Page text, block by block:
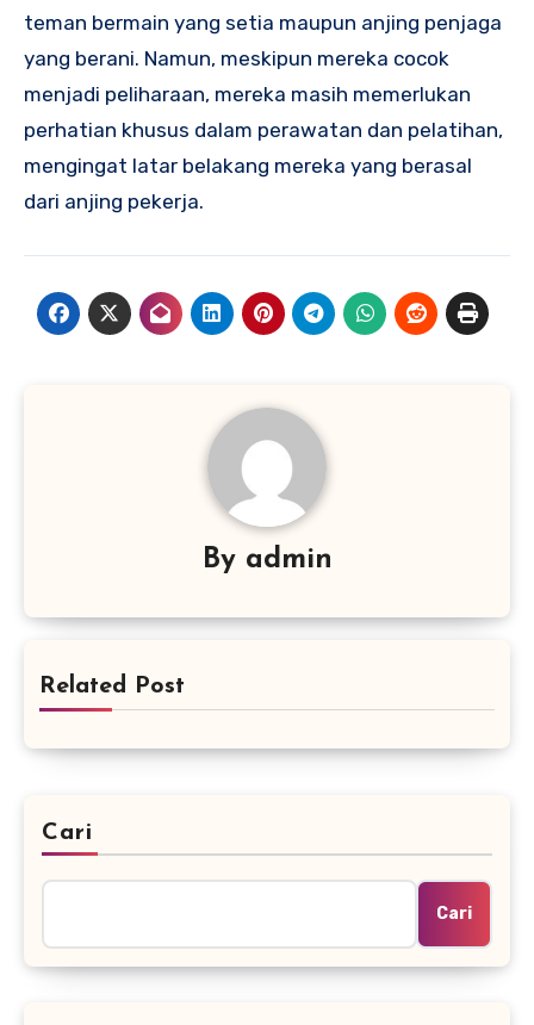
teman bermain yang setia maupun anjing penjaga
yang berani. Namun, meskipun mereka cocok
menjadi peliharaan, mereka masih memerlukan
perhatian khusus dalam perawatan dan pelatihan,
mengingat latar belakang mereka yang berasal
dari anjing pekerja.
By admin
Related Post
Cari
Cari